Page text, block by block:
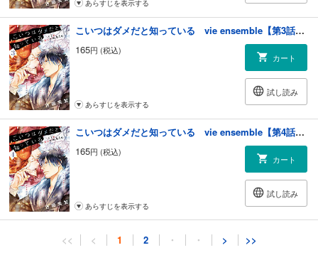
あらすじを表示する
こいつはダメだと知っている vie ensemble【第3話】【特典付き】
165円 (税込)
カート
試し読み
あらすじを表示する
こいつはダメだと知っている vie ensemble【第4話】【特典付き】
165円 (税込)
カート
試し読み
あらすじを表示する
<< < 1 2 ・ ・ > >>